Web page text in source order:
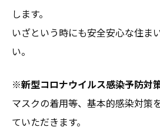
します。
いざという時にも安全安心な住ま
い。
※新型コロナウイルス感染予防対
マスクの着用等、基本的感染対策
ていただきます。